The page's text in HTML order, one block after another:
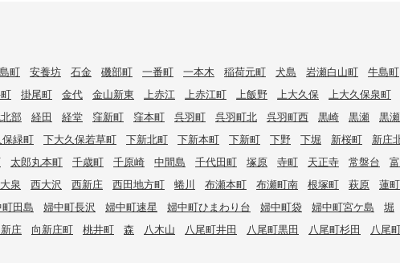
町 安養坊 石金 磯部町 一番町 一本木 稲荷元町 犬島 岩瀬白山町
牛島町
掛尾町 金代 金山新東 上赤江 上赤江町 上飯野 上大久保
上大久保泉町
部 経田 経堂 窪新町 窪本町 呉羽町 呉羽町北 呉羽町西 黒崎 黒瀬
黒
緑町 下大久保若草町 下新北町 下新本町 下新町 下野 下堀 新桜町
新庄
太郎丸本町 千歳町 千原崎 中間島 千代田町 塚原 寺町 天正寺 常盤台
泉 西大沢 西新庄 西田地方町 蜷川 布瀬本町 布瀬町南 根塚町 萩原
蓮町
田島 婦中町長沢 婦中町速星 婦中町ひまわり台 婦中町袋 婦中町宮ケ島
堀
庄 向新庄町 桃井町 森 八木山 八尾町井田 八尾町黒田 八尾町杉田
八尾